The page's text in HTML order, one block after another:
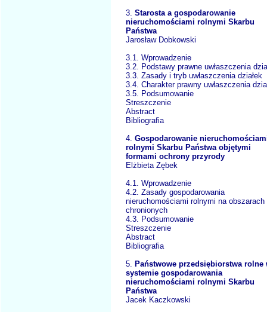
3. Starosta a gospodarowanie
nieruchomościami rolnymi Skarbu
Państwa
Jarosław Dobkowski
3.1. Wprowadzenie
3.2. Podstawy prawne uwłaszczenia
3.3. Zasady i tryb uwłaszczenia działek
3.4. Charakter prawny uwłaszczenia
3.5. Podsumowanie
Streszczenie
Abstract
Bibliografia
4. Gospodarowanie
rolnymi Skarbu Państwa objętymi
formami ochrony przyrody
Elżbieta Zębek
4.1. Wprowadzenie
4.2. Zasady gospodarowania
nieruchomościami rolnymi na obszarach
chronionych
4.3. Podsumowanie
Streszczenie
Abstract
Bibliografia
5.
Państwowe przedsiębiorstwa rolne
systemie gospodarowania
nieruchomościami rolnymi Skarbu
Państwa
Jacek Kaczkowski